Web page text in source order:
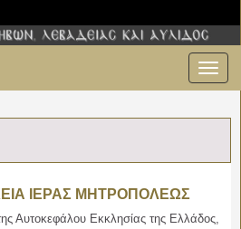
ΙΕΡΑΣ ΜΗΤΡΟΠΟΛΕΩΣ
Αυτοκεφάλου Εκκλησίας της Ελλάδος,